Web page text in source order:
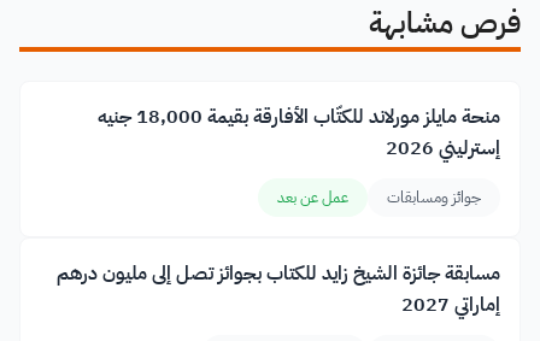
فرص مشابهة
منحة مايلز مورلاند للكتّاب الأفارقة بقيمة 18,000 جنيه
إسترليني 2026
جوائز ومسابقات عمل عن بعد
مسابقة جائزة الشيخ زايد للكتاب بجوائز تصل إلى مليون درهم
إماراتي 2027